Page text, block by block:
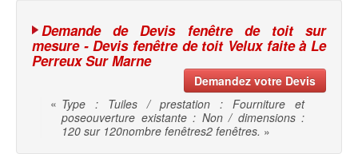
Demande de Devis fenêtre de toit sur
mesure - Devis fenêtre de toit Velux faite à Le
Perreux Sur Marne
Demandez votre Devis
« Type : Tuiles / prestation : Fourniture et
poseouverture existante : Non / dimensions :
120 sur 120nombre fenêtres2 fenêtres. »